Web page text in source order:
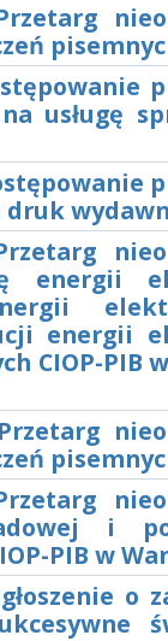
usługę
druk
energii
energii
CIOP-PIB
i
PIB w
o